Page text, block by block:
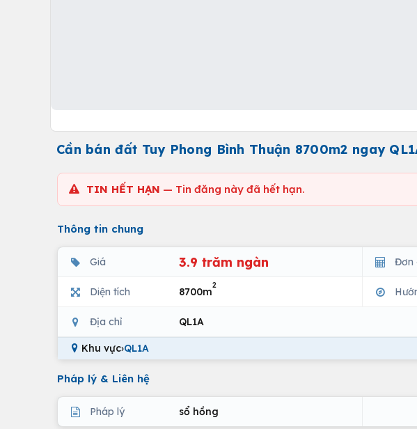
Cần bán đất Tuy Phong Bình Thuận 8700m2 ngay
TIN HẾT HẠN — Tin đăng này đã hết hạn.
Thông tin chung
Giá 3.9 trăm ngàn Đơn
Diện tích 8700m
2
Địa chỉ QL1A
Khu vực›QL1A
Pháp lý & Liên hệ
Pháp lý sổ hồng